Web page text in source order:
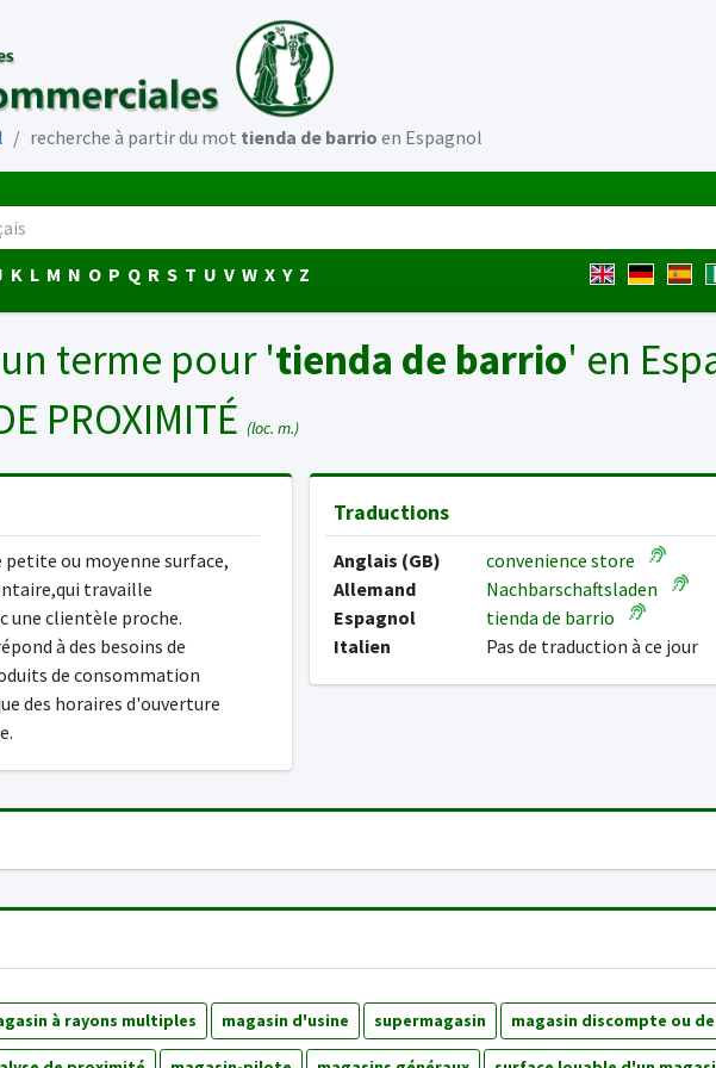
recherche à partir du mot tienda de barrio en Espagnol
K L M N O P Q R S T U V W X Y Z
terme pour 'tienda de barrio' en
PROXIMITÉ (loc. m.)
petite ou moyenne surface,
travaille
une clientèle proche.
à des besoins de
de consommation
des horaires d'ouverture
Traductions
Anglais (GB)
convenience store
Allemand
Nachbarschaftsladen
Espagnol
tienda de barrio
Italien
Pas de traduction à ce jour
à rayons multiples magasin d'usine supermagasin magasin discompte ou